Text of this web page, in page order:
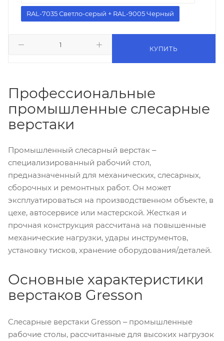
КУПИТЬ
RAL-7035 Светло-серый + RAL-9005 Черный
Профессиональные
промышленные слесарные
верстаки
Промышленный слесарный верстак ‒
специализированный рабочий стол,
предназначенный для механических, слесарных,
сборочных и ремонтных работ. Он может
эксплуатироваться на производственном объекте, в
цехе, автосервисе или мастерской. Жесткая и
прочная конструкция рассчитана на повышенные
механические нагрузки, удары инструментов,
установку тисков, хранение оборудования/деталей.
Основные характеристики
верстаков Gresson
Слесарные верстаки Gresson ‒ промышленные
рабочие столы, рассчитанные для высоких нагрузок